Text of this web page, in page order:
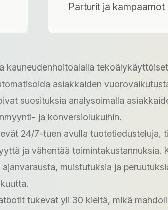
Parturit ja kampaamot
kauneudenhoitoalalla
asiakkaiden
suosituksia analysoimalla
ja konversiolukuihin.
24/7-tuen avulla tuotetiedusteluja,
ja vähentää toimintakustannuksia.
muistutuksia ja
tukevat yli 30 kieltä, mikä